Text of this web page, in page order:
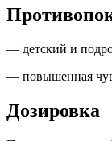
— детский и
— повышенная
Дозировка